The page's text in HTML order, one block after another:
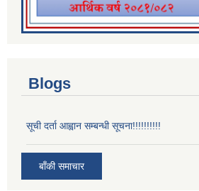
Blogs
सूची दर्ता आह्वान सम्बन्धी सूचना!!!!!!!!!!
बाँकी समाचार